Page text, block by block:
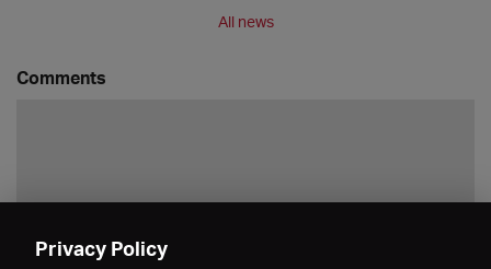
All news
Comments
Privacy Policy